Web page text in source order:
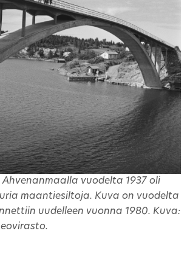
vuodelta 1937 oli
maantiesiltoja. Kuva on vuodelta
uudelleen vuonna 1980. Kuva: